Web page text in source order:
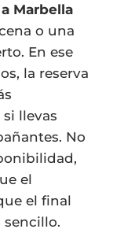
Marbella
o una
En ese
la reserva
llevas
No
el
el final
sencillo.